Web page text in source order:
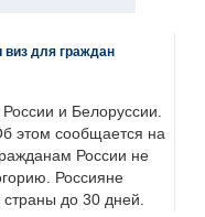
виз для граждан
и Белоруссии.
этом сообщается на
России не
Россияне
страны до 30 дней.